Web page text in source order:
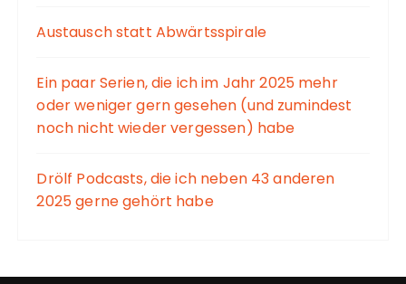
Austausch statt Abwärtsspirale
Ein paar Serien, die ich im Jahr 2025 mehr
oder weniger gern gesehen (und zumindest
noch nicht wieder vergessen) habe
Drölf Podcasts, die ich neben 43 anderen
2025 gerne gehört habe